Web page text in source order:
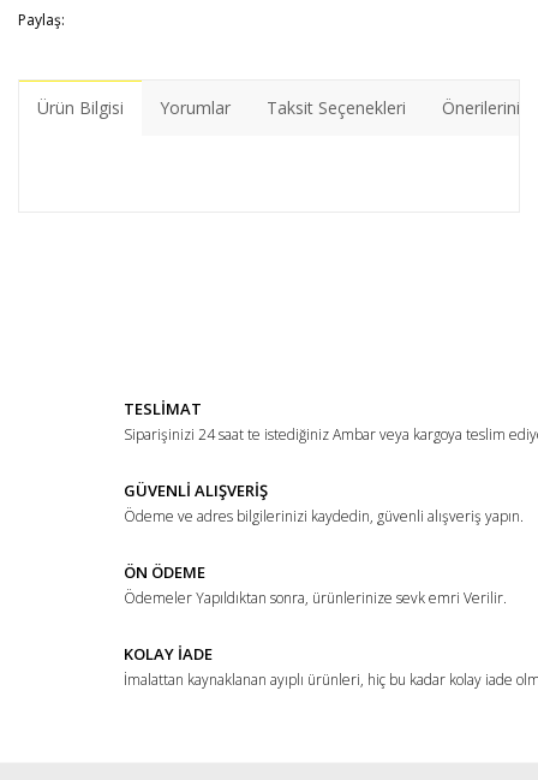
Paylaş:
Ürün Bilgisi Yorumlar Taksit Seçenekleri Önerileriniz
Ürün açıklamasında eksik bilgiler bulunuyor.
Ürün fiyatı diğer sitelerden daha pahalı.
Bu ürüne benzer farklı alternatifler olmalı.
Gönder
TESLİMAT
Siparişinizi 24 saat te istediğiniz Ambar veya kargoya teslim
GÜVENLİ ALIŞVERİŞ
Ödeme ve adres bilgilerinizi kaydedin, güvenli alışveriş yapın.
ÖN ÖDEME
Ödemeler Yapıldıktan sonra, ürünlerinize sevk emri Verilir.
KOLAY İADE
İmalattan kaynaklanan ayıplı ürünleri, hiç bu kadar kolay iade